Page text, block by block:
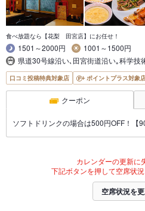
食べ放題なら【花梨 田宮店】にお任せ！
1501～2000円
1001～1500円
県道30号線沿い､田宮街道沿い｡科学技
口コミ投稿特典対象店 ポイントプラス対象
クーポン
ソフトドリンクの場合は500円OFF！【
カレンダーの更新に
下記ボタンを押して空席状況
空席状況を